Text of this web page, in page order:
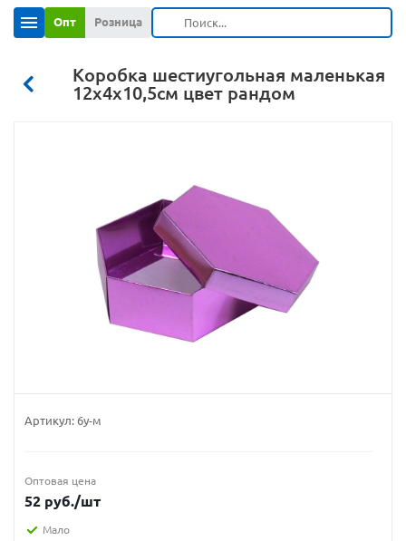
Опт Розница
Коробка шестиугольная маленькая
12х4х10,5см цвет рандом
Артикул: 6у-м
Оптовая цена
52 руб./шт
Мало